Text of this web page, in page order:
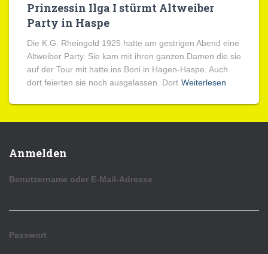
Prinzessin Ilga I stürmt Altweiber
Party in Haspe
Die K.G. Rheingold 1925 hatte am gestrigen Abend eine
Altweiber Party. Sie kam mit ihren ganzen Damen die sie
auf der Tour mit hatte ins Boni in Hagen-Haspe. Auch
dort feierten sie noch ausgelassen. Dort Weiterlesen
Anmelden
Benutzername oder E-Mail-Adresse
Passwort